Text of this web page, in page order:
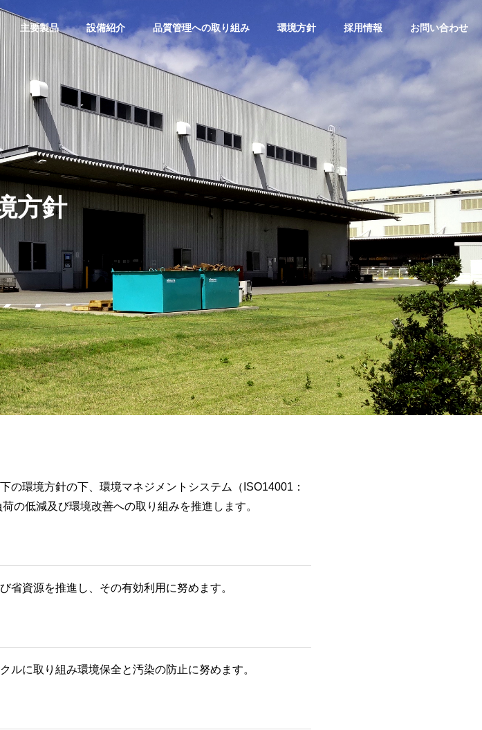
主要製品 設備紹介 品質管理への取り組み 環境方針 採用情報 お問い合わせ
方針
の環境方針の下、環境マネジメントシステム（ISO14001：
の低減及び環境改善への取り組みを推進します。
省資源を推進し、その有効利用に努めます。
ルに取り組み環境保全と汚染の防止に努めます。